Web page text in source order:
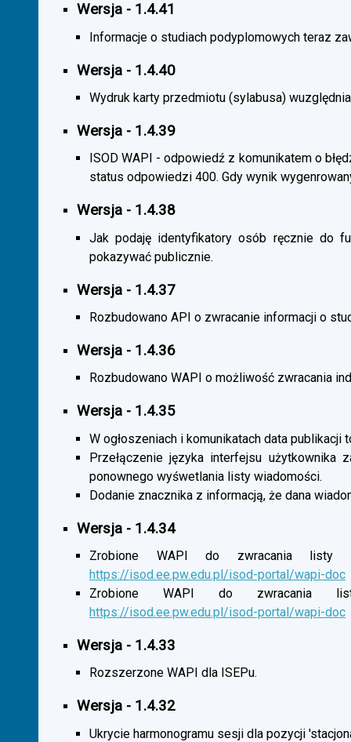
Wersja - 1.4.41
Informacje o studiach podyplomowych teraz
Wersja - 1.4.40
Wydruk karty przedmiotu (sylabusa)
Wersja - 1.4.39
ISOD WAPI - odpowiedź z komunikatem o
status odpowiedzi 400. Gdy wynik
Wersja - 1.4.38
Jak podaję identyfikatory osób ręcznie do
pokazywać publicznie.
Wersja - 1.4.37
Rozbudowano API o zwracanie informacji o
Wersja - 1.4.36
Rozbudowano WAPI o możliwość zwracania
Wersja - 1.4.35
W ogłoszeniach i komunikatach data
Przełączenie języka interfejsu użytkownika
ponownego wyśwetlania listy wiadomości.
Dodanie znacznika z informacją, że dana
Wersja - 1.4.34
Zrobione WAPI do zwracania listy
https://isod.ee.pw.edu.pl/isod-portal/wapi-doc
Zrobione WAPI do zwracania listy
https://isod.ee.pw.edu.pl/isod-portal/wapi-doc
Wersja - 1.4.33
Rozszerzone WAPI dla ISEPu.
Wersja - 1.4.32
Ukrycie harmonogramu sesji dla pozycji